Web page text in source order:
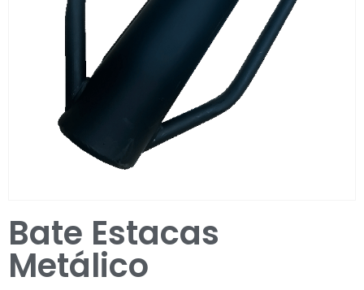
Bate Estacas
Metálico